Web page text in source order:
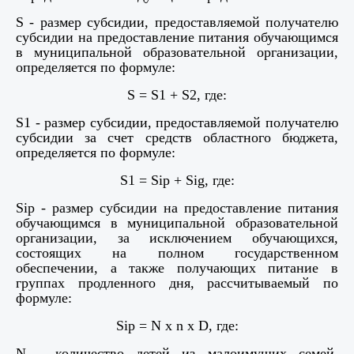
S - размер субсидии, предоставляемой получателю
субсидии на предоставление питания обучающимся
в муниципальной образовательной организации,
определяется по формуле:
S = S1 + S2, где:
S1 - размер субсидии, предоставляемой получателю
субсидии за счет средств областного бюджета,
определяется по формуле:
S1 = Sip+ Sig, где:
Sip - размер субсидии на предоставление питания
обучающимся в муниципальной образовательной
организации, за исключением обучающихся,
состоящих на полном государственном
обеспечении, а также получающих питание в
группах продленного дня, рассчитываемый по
формуле:
Sip= N x n x D, где: